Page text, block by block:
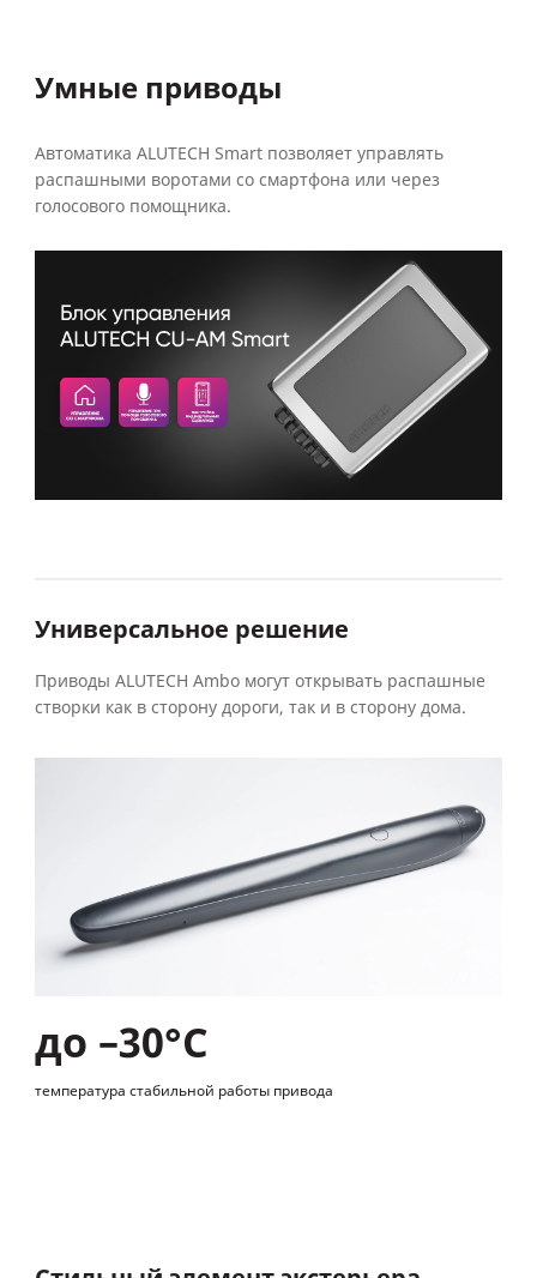
Умные приводы
Автоматика ALUTECH Smart позволяет управлять
распашными воротами со смартфона или через
голосового помощника.
до –30°С
температура стабильной работы привода
Универсальное решение
Приводы ALUTECH Ambo могут открывать распашные
створки как в сторону дороги, так и в сторону дома.